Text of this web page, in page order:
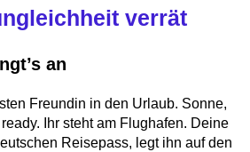
verrät
an
Freundin in den Urlaub. Sonne,
Ihr steht am Flughafen. Deine
Reisepass, legt ihn auf den